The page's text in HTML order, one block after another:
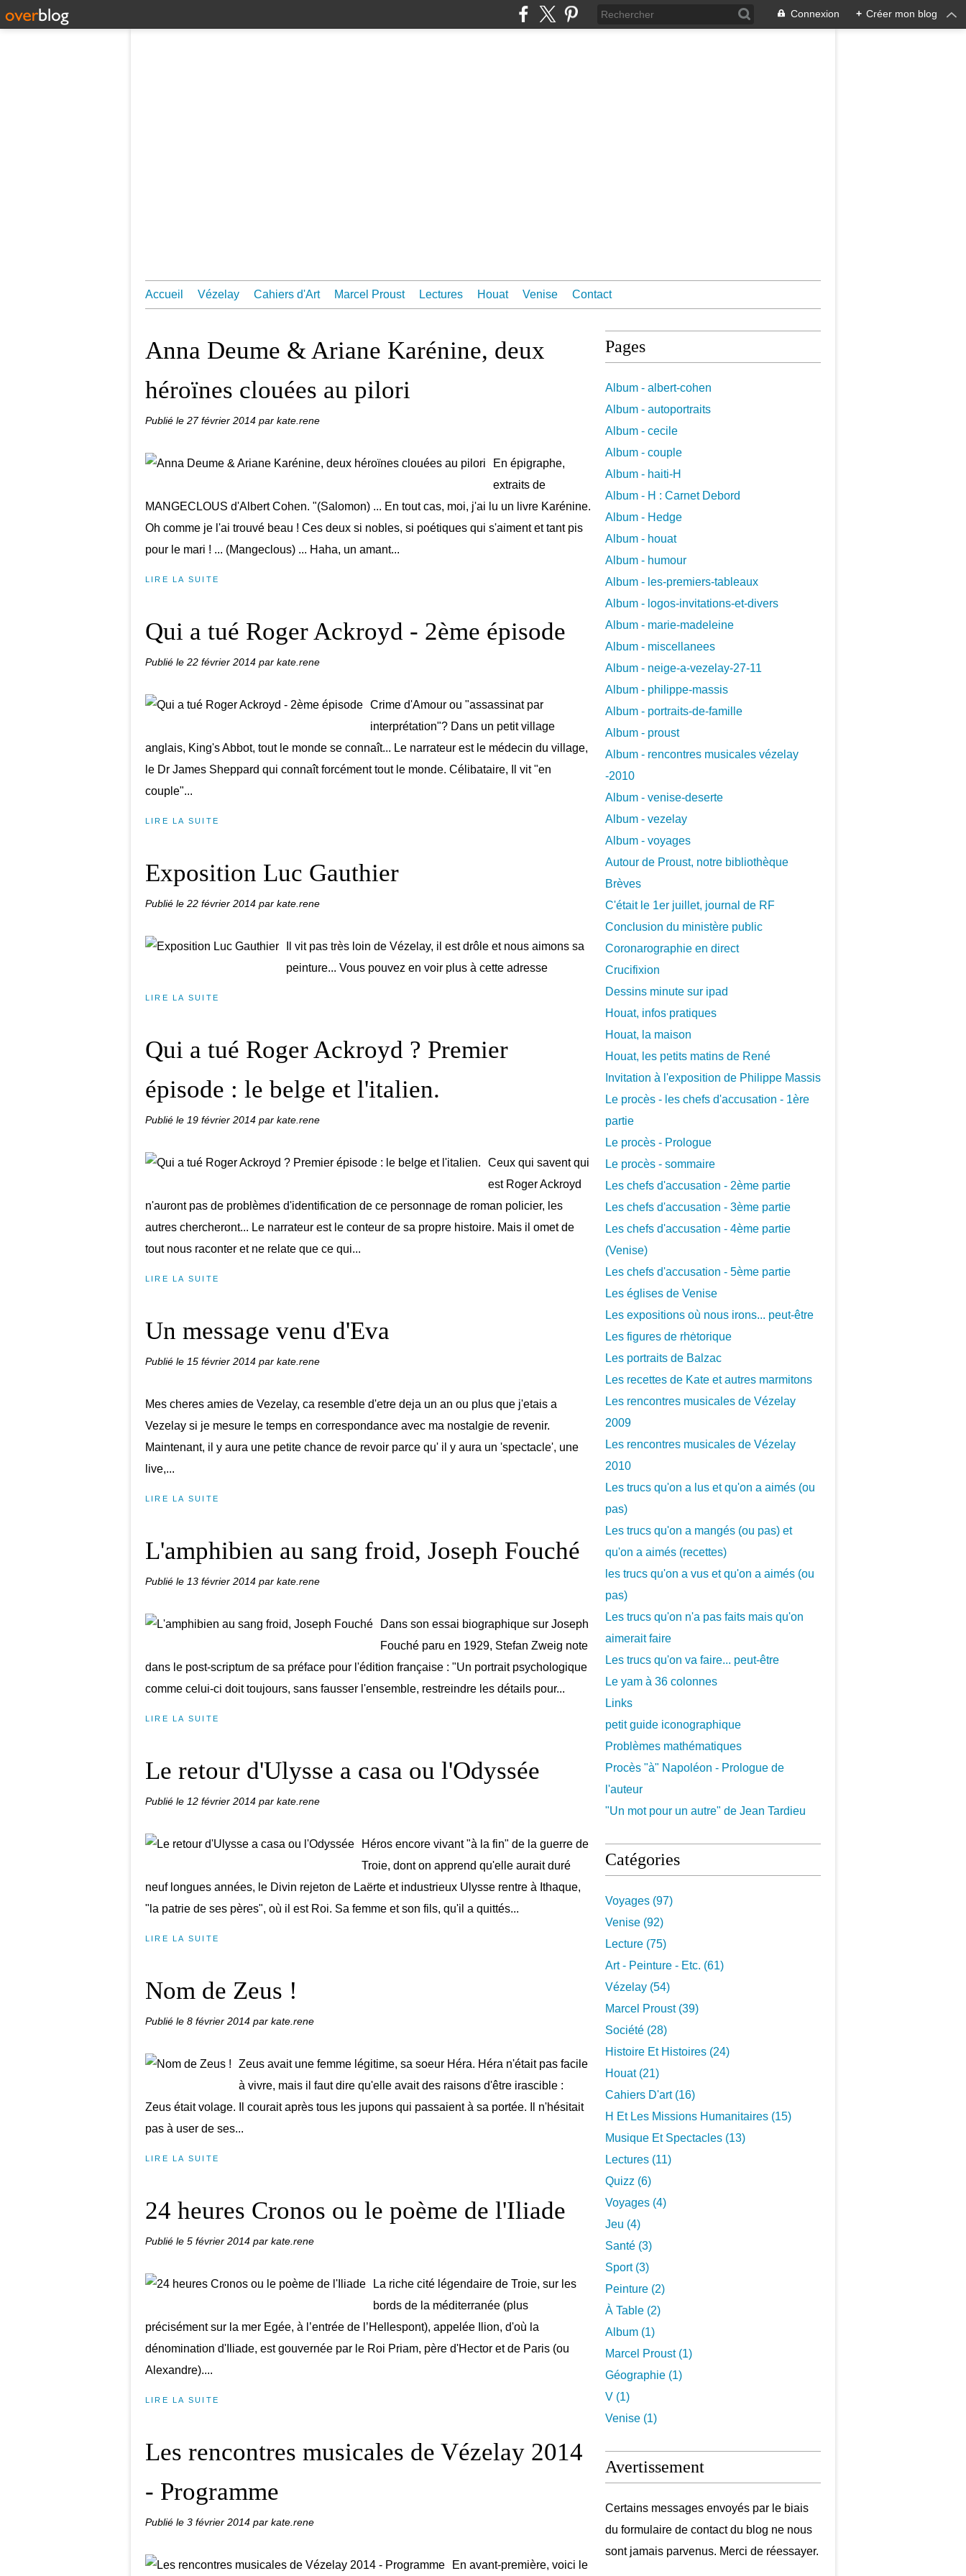
Connexion + Créer mon blog
Accueil Vézelay Cahiers d'Art Marcel Proust Lectures Houat Venise Contact
Anna Deume & Ariane Karénine, deux
héroïnes clouées au pilori
Publié le 27 février 2014 par kate.rene
En épigraphe,
extraits de
MANGECLOUS d'Albert Cohen. "(Salomon) ... En tout cas, moi, j'ai lu un livre Karénine.
Oh comme je l'ai trouvé beau ! Ces deux si nobles, si poétiques qui s'aiment et tant pis
pour le mari ! ... (Mangeclous) ... Haha, un amant...
LIRE LA SUITE
Qui a tué Roger Ackroyd - 2ème épisode
Publié le 22 février 2014 par kate.rene
Crime d'Amour ou "assassinat par
interprétation"? Dans un petit village
anglais, King's Abbot, tout le monde se connaît... Le narrateur est le médecin du village,
le Dr James Sheppard qui connaît forcément tout le monde. Célibataire, Il vit "en
couple"...
LIRE LA SUITE
Exposition Luc Gauthier
Publié le 22 février 2014 par kate.rene
Il vit pas très loin de Vézelay, il est drôle et nous aimons sa
peinture... Vous pouvez en voir plus à cette adresse
LIRE LA SUITE
Qui a tué Roger Ackroyd ? Premier
épisode : le belge et l'italien.
Publié le 19 février 2014 par kate.rene
Ceux qui savent qui
est Roger Ackroyd
n'auront pas de problèmes d'identification de ce personnage de roman policier, les
autres chercheront... Le narrateur est le conteur de sa propre histoire. Mais il omet de
tout nous raconter et ne relate que ce qui...
LIRE LA SUITE
Un message venu d'Eva
Publié le 15 février 2014 par kate.rene
Mes cheres amies de Vezelay, ca resemble d'etre deja un an ou plus que j'etais a
Vezelay si je mesure le temps en correspondance avec ma nostalgie de revenir.
Maintenant, il y aura une petite chance de revoir parce qu' il y aura un 'spectacle', une
live,...
LIRE LA SUITE
L'amphibien au sang froid, Joseph Fouché
Publié le 13 février 2014 par kate.rene
Dans son essai biographique sur Joseph
Fouché paru en 1929, Stefan Zweig note
dans le post-scriptum de sa préface pour l'édition française : "Un portrait psychologique
comme celui-ci doit toujours, sans fausser l'ensemble, restreindre les détails pour...
LIRE LA SUITE
Le retour d'Ulysse a casa ou l'Odyssée
Publié le 12 février 2014 par kate.rene
Héros encore vivant "à la fin" de la guerre de
Troie, dont on apprend qu'elle aurait duré
neuf longues années, le Divin rejeton de Laërte et industrieux Ulysse rentre à Ithaque,
"la patrie de ses pères", où il est Roi. Sa femme et son fils, qu'il a quittés...
LIRE LA SUITE
Nom de Zeus !
Publié le 8 février 2014 par kate.rene
Zeus avait une femme légitime, sa soeur Héra. Héra n'était pas facile
à vivre, mais il faut dire qu'elle avait des raisons d'être irascible :
Zeus était volage. Il courait après tous les jupons qui passaient à sa portée. Il n'hésitait
pas à user de ses...
LIRE LA SUITE
24 heures Cronos ou le poème de l'Iliade
Publié le 5 février 2014 par kate.rene
La riche cité légendaire de Troie, sur les
bords de la méditerranée (plus
précisément sur la mer Egée, à l’entrée de l’Hellespont), appelée Ilion, d'où la
dénomination d'Iliade, est gouvernée par le Roi Priam, père d'Hector et de Paris (ou
Alexandre)....
LIRE LA SUITE
Les rencontres musicales de Vézelay 2014
- Programme
Publié le 3 février 2014 par kate.rene
En avant-première, voici le
Pages
Album - albert-cohen
Album - autoportraits
Album - cecile
Album - couple
Album - haiti-H
Album - H : Carnet Debord
Album - Hedge
Album - houat
Album - humour
Album - les-premiers-tableaux
Album - logos-invitations-et-divers
Album - marie-madeleine
Album - miscellanees
Album - neige-a-vezelay-27-11
Album - philippe-massis
Album - portraits-de-famille
Album - proust
Album - rencontres musicales vézelay
-2010
Album - venise-deserte
Album - vezelay
Album - voyages
Autour de Proust, notre bibliothèque
Brèves
C'était le 1er juillet, journal de RF
Conclusion du ministère public
Coronarographie en direct
Crucifixion
Dessins minute sur ipad
Houat, infos pratiques
Houat, la maison
Houat, les petits matins de René
Invitation à l'exposition de Philippe Massis
Le procès - les chefs d'accusation - 1ère
partie
Le procès - Prologue
Le procès - sommaire
Les chefs d'accusation - 2ème partie
Les chefs d'accusation - 3ème partie
Les chefs d'accusation - 4ème partie
(Venise)
Les chefs d'accusation - 5ème partie
Les églises de Venise
Les expositions où nous irons... peut-être
Les figures de rhėtorique
Les portraits de Balzac
Les recettes de Kate et autres marmitons
Les rencontres musicales de Vézelay
2009
Les rencontres musicales de Vézelay
2010
Les trucs qu'on a lus et qu'on a aimés (ou
pas)
Les trucs qu'on a mangés (ou pas) et
qu'on a aimés (recettes)
les trucs qu'on a vus et qu'on a aimés (ou
pas)
Les trucs qu'on n'a pas faits mais qu'on
aimerait faire
Les trucs qu'on va faire... peut-être
Le yam à 36 colonnes
Links
petit guide iconographique
Problèmes mathématiques
Procès "à" Napoléon - Prologue de
l'auteur
"Un mot pour un autre" de Jean Tardieu
Catégories
Voyages (97)
Venise (92)
Lecture (75)
Art - Peinture - Etc. (61)
Vézelay (54)
Marcel Proust (39)
Société (28)
Histoire Et Histoires (24)
Houat (21)
Cahiers D'art (16)
H Et Les Missions Humanitaires (15)
Musique Et Spectacles (13)
Lectures (11)
Quizz (6)
Voyages (4)
Jeu (4)
Santé (3)
Sport (3)
Peinture (2)
À Table (2)
Album (1)
Marcel Proust (1)
Géographie (1)
V (1)
Venise (1)
Avertissement
Certains messages envoyés par le biais
du formulaire de contact du blog ne nous
sont jamais parvenus. Merci de réessayer.